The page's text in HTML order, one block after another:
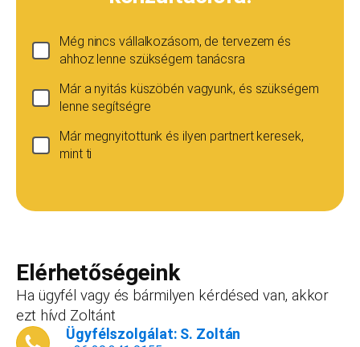
Még nincs vállalkozásom, de tervezem és
ahhoz lenne szükségem tanácsra
Már a nyitás küszöbén vagyunk, és szükségem
lenne segítségre
Már megnyitottunk és ilyen partnert keresek,
mint ti
vállalkozást, ezt az összeget le tudjuk vonni a
dokumentációk, engedélyek árából így végül
is, ha nyitsz valamit, a konzultáció díjmentes.
Telefonszám
Elérhetőségeink
Ha ügyfél vagy és bármilyen kérdésed van, akkor
ezt hívd Zoltánt
Ügyfélszolgálat: S. Zoltán